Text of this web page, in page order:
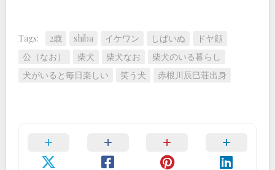
Tags: 2歳 shiba イケワン しばいぬ
ドヤ顔
公（なお）
柴犬 柴犬なお
柴犬のいる暮らし
犬がいると毎日楽しい
笑う犬 赤根川辰巳荘出身